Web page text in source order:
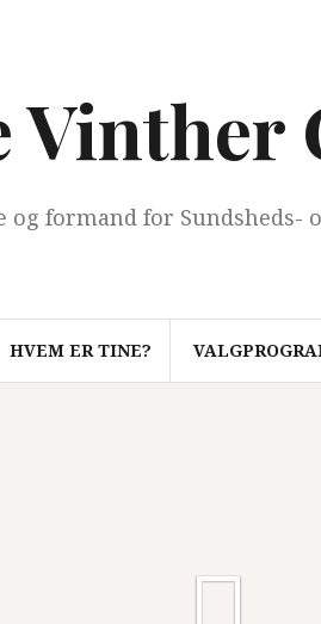
Vinther
og formand for
HVEM ER TINE?